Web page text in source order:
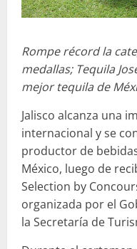
Rompe récord la
medallas; Tequila
mejor tequila de
Jalisco alcanza una
internacional y se
productor de
México, luego de
Selection by
organizada por el
la Secretaría de